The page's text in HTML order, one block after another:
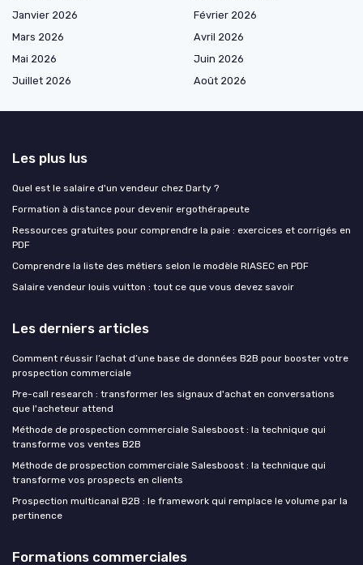
Janvier 2026
Février 2026
Mars 2026
Avril 2026
Mai 2026
Juin 2026
Juillet 2026
Août 2026
Les plus lus
Quel est le salaire d'un vendeur chez Darty ?
Formation à distance pour devenir ergothérapeute
Ressources gratuites pour comprendre la paie : exercices et corrigés en
PDF
Comprendre la liste des métiers selon le modèle RIASEC en PDF
Salaire vendeur louis vuitton : tout ce que vous devez savoir
Les derniers articles
Comment réussir l’achat d’une base de données B2B pour booster votre
prospection commerciale
Pre-call research : transformer les signaux d'achat en conversations
que l'acheteur attend
Méthode de prospection commerciale Salesboost : la technique qui
transforme vos ventes B2B
Méthode de prospection commerciale Salesboost : la technique qui
transforme vos prospects en clients
Prospection multicanal B2B : le framework qui remplace le volume par la
pertinence
Formations commerciales